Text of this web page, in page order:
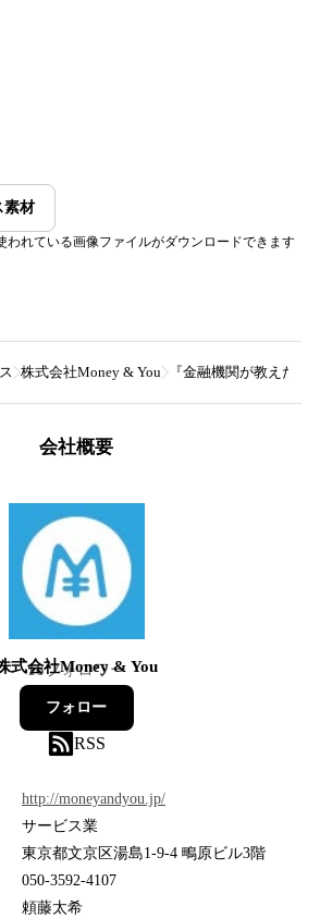
素材
われている画像ファイルがダウンロードできます
株式会社Money & You 『金融機関が教えた
会社概要
式会社Money & You
16フォロワー
フォロー
RSS
http://moneyandyou.jp/
サービス業
東京都文京区湯島1-9-4 鴫原ビル3階
050-3592-4107
頼藤太希